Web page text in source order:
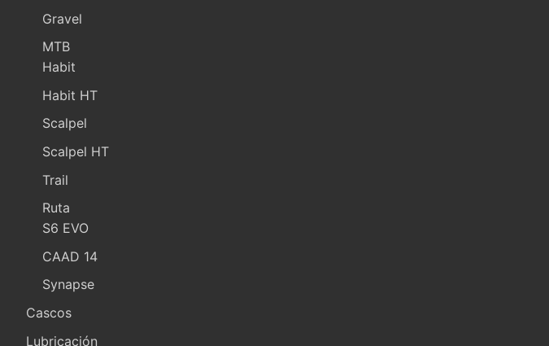
Gravel
MTB
Habit
Habit HT
Scalpel
Scalpel HT
Trail
Ruta
S6 EVO
CAAD 14
Synapse
Cascos
Lubricación